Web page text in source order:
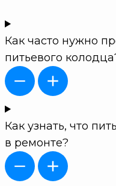
Как часто нужно
питьевого
Как узнать, что
в ремонте?